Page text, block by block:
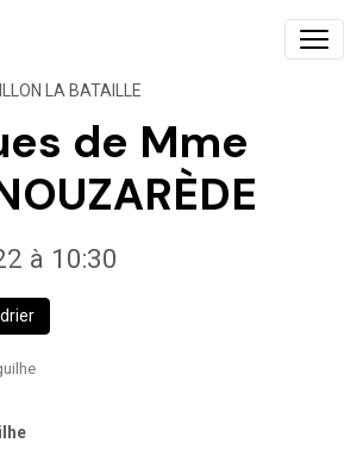
DE CASTILLON LA BATAILLE
de Mme
à 10:30